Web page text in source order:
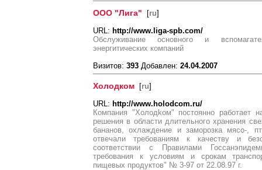
ООО "Лига" [ru]
URL: http://www.liga-spb.com/
Обслуживание основного и
энергитических компаний
Визитов: 393 Добавлен: 24.04.2007
Холодком [ru]
URL: http://www.holodcom.ru/
Компания "Холодkом" постоянно работает
решения в области длительного хранения
бананов, охлаждение и заморозка мясо-,
отвечали требованиям к качеству и
соответствии с Правилами
требования к условиям и срокам
пищевых продуктов" № 3-97 от 22.08.97 г.